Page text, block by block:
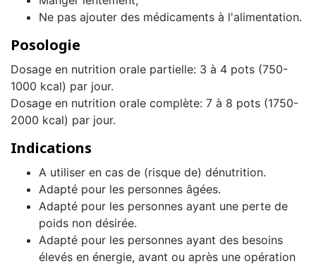
Ne pas ajouter des médicaments à l'alimentation.
Posologie
Dosage en nutrition orale partielle: 3 à 4 pots (750-
1000 kcal) par jour.
Dosage en nutrition orale complète: 7 à 8 pots (1750-
2000 kcal) par jour.
Indications
A utiliser en cas de (risque de) dénutrition.
Adapté pour les personnes âgées.
Adapté pour les personnes ayant une perte de
poids non désirée.
Adapté pour les personnes ayant des besoins
élevés en énergie, avant ou après une opération